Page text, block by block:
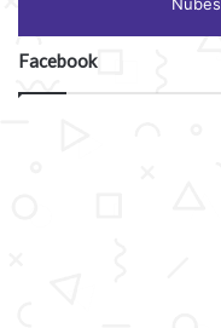
Facebook